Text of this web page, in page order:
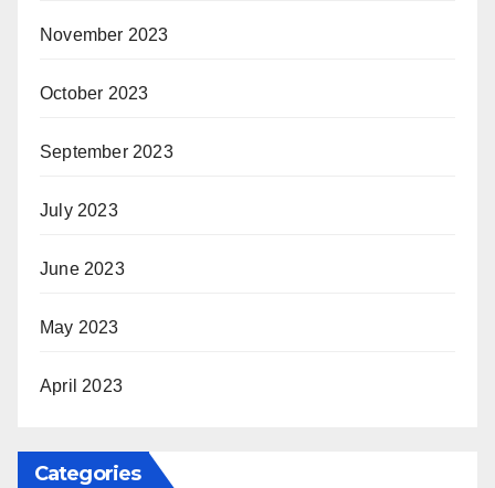
November 2023
October 2023
September 2023
July 2023
June 2023
May 2023
April 2023
Categories